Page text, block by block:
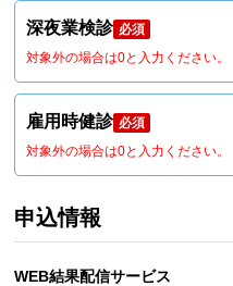
深夜業検診 必須
対象外の場合は0と入力ください。
雇用時健診 必須
対象外の場合は0と入力ください。
申込情報
WEB結果配信サービス